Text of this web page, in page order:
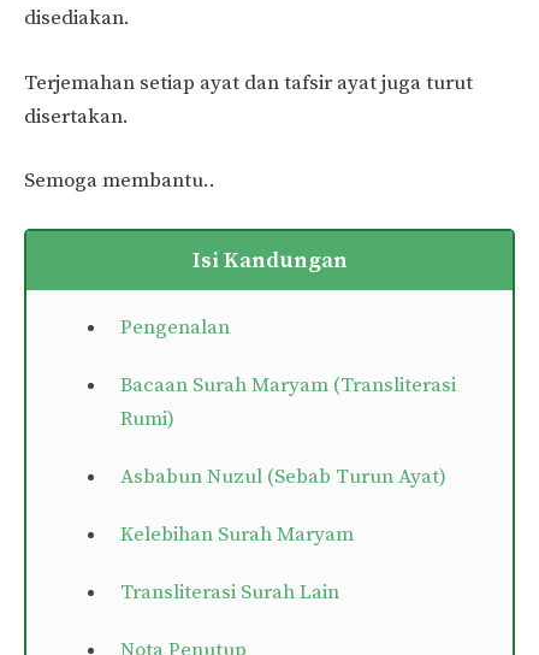
disediakan.
Terjemahan setiap ayat dan tafsir ayat juga turut
disertakan.
Semoga membantu..
Isi Kandungan
Pengenalan
Bacaan Surah Maryam (Transliterasi
Rumi)
Asbabun Nuzul (Sebab Turun Ayat)
Kelebihan Surah Maryam
Transliterasi Surah Lain